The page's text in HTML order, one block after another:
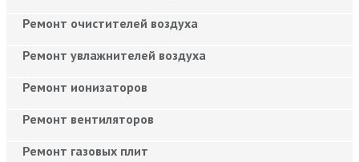
Ремонт очистителей воздуха
Ремонт увлажнителей воздуха
Ремонт ионизаторов
Ремонт вентиляторов
Ремонт газовых плит